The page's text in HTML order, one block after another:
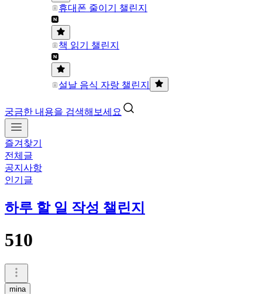
휴대폰 줄이기 챌린지
책 읽기 챌린지
설날 음식 자랑 챌린지
궁금한 내용을 검색해보세요
즐겨찾기
전체글
공지사항
인기글
하루 할 일 작성 챌린지
510
mina